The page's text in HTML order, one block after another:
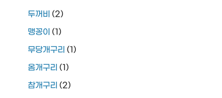
두꺼비 (2)
맹꽁이 (1)
무당개구리 (1)
옴개구리 (1)
참개구리 (2)